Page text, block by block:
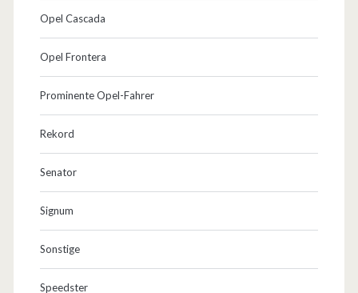
Opel Cascada
Opel Frontera
Prominente Opel-Fahrer
Rekord
Senator
Signum
Sonstige
Speedster